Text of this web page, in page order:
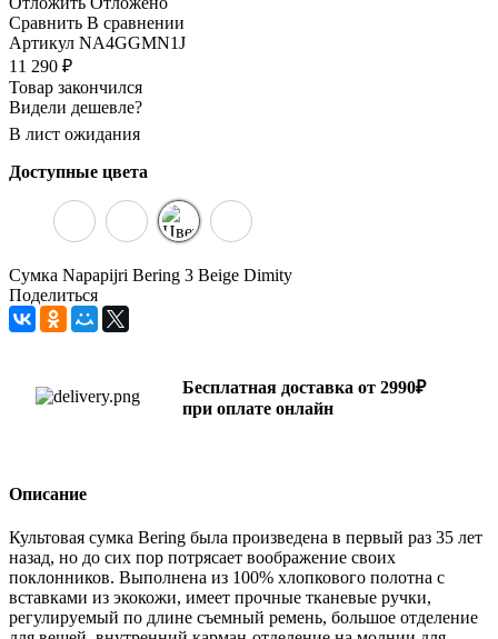
Сравнить В сравнении
Артикул NA4GGMN1J
11 290 ₽
Товар закончился
Видели дешевле?
В лист ожидания
Доступные цвета
Сумка Napapijri Bering 3 Beige Dimity
Поделиться
Бесплатная доставка от 2990₽
при оплате онлайн
Описание
Культовая сумка Bering была произведена в первый раз 35 лет
назад, но до сих пор потрясает воображение своих
поклонников. Выполнена из 100% хлопкового полотна с
вставками из экокожи, имеет прочные тканевые ручки,
регулируемый по длине съемный ремень, большое отделение